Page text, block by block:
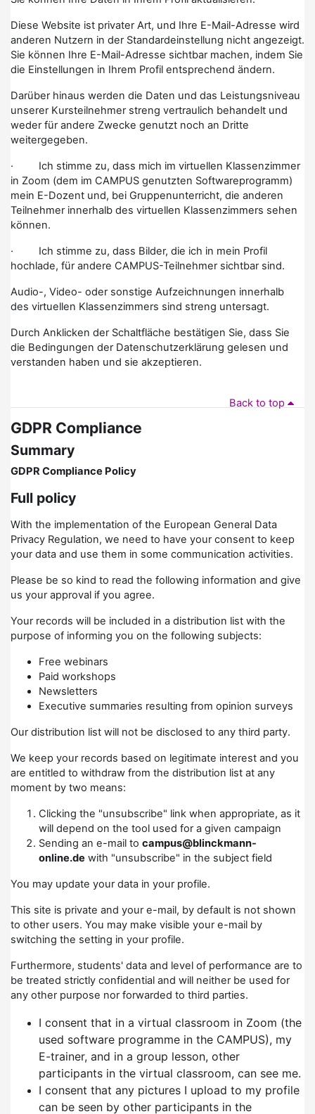
Diese Website ist privater Art, und Ihre E-Mail-Adresse wird
anderen Nutzern in der Standardeinstellung nicht angezeigt.
Sie können Ihre E-Mail-Adresse sichtbar machen, indem Sie
die Einstellungen in Ihrem Profil entsprechend ändern.
Darüber hinaus werden die Daten und das Leistungsniveau
unserer Kursteilnehmer streng vertraulich behandelt und
weder für andere Zwecke genutzt noch an Dritte
weitergegeben.
· Ich stimme zu, dass mich im virtuellen Klassenzimmer
in Zoom (dem im CAMPUS genutzten Softwareprogramm)
mein E-Dozent und, bei Gruppenunterricht, die anderen
Teilnehmer innerhalb des virtuellen Klassenzimmers sehen
können.
· Ich stimme zu, dass Bilder, die ich in mein Profil
hochlade, für andere CAMPUS-Teilnehmer sichtbar sind.
Audio-, Video- oder sonstige Aufzeichnungen innerhalb
des virtuellen Klassenzimmers sind streng untersagt.
Durch Anklicken der Schaltfläche bestätigen Sie, dass Sie
die Bedingungen der Datenschutzerklärung gelesen und
verstanden haben und sie akzeptieren.
Back to top
GDPR Compliance
Summary
GDPR Compliance Policy
Full policy
With the implementation of the European General Data
Privacy Regulation, we need to have your consent to keep
your data and use them in some communication activities.
Please be so kind to read the following information and give
us your approval if you agree.
Your records will be included in a distribution list with the
purpose of informing you on the following subjects:
Free webinars
Paid workshops
Newsletters
Executive summaries resulting from opinion surveys
Our distribution list will not be disclosed to any third party.
We keep your records based on legitimate interest and you
are entitled to withdraw from the distribution list at any
moment by two means:
Clicking the "unsubscribe" link when appropriate, as it
will depend on the tool used for a given campaign
Sending an e-mail to campus@blinckmann-
online.de with "unsubscribe" in the subject field
You may update your data in your profile.
This site is private and your e-mail, by default is not shown
to other users. You may make visible your e-mail by
switching the setting in your profile.
Furthermore, students' data and level of performance are to
be treated strictly confidential and will neither be used for
any other purpose nor forwarded to third parties.
I consent that in a virtual classroom in Zoom (the
used software programme in the CAMPUS), my
E-trainer, and in a group lesson, other
participants in the virtual classroom, can see me.
I consent that any pictures I upload to my profile
can be seen by other participants in the